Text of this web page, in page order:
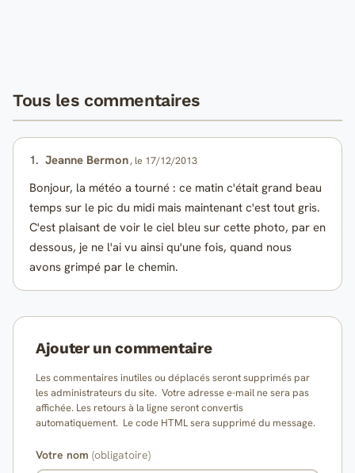
Tous les commentaires
1. Jeanne Bermon, le 17/12/2013
Bonjour, la météo a tourné : ce matin c'était grand beau
temps sur le pic du midi mais maintenant c'est tout gris.
C'est plaisant de voir le ciel bleu sur cette photo, par en
dessous, je ne l'ai vu ainsi qu'une fois, quand nous
avons grimpé par le chemin.
Ajouter un commentaire
Les commentaires inutiles ou déplacés seront supprimés par
les administrateurs du site. Votre adresse e-mail ne sera pas
affichée. Les retours à la ligne seront convertis
automatiquement. Le code HTML sera supprimé du message.
Votre nom (obligatoire)